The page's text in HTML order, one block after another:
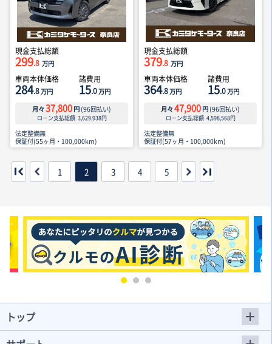
現金支払総額
299.8 万円
車両本体価格
284.8万円
諸費用
15.0万円
月々 37,800 円 (96回払い)
ローン支払総額 3,629,938円
法定整備無
保証付(55ヶ月・100,000km)
現金支払総額
379.8 万円
車両本体価格
364.8万円
諸費用
15.0万円
月々 47,900 円 (96回払い)
ローン支払総額 4,598,568円
法定整備無
保証付(57ヶ月・100,000km)
1 2 3 4 5
トップ